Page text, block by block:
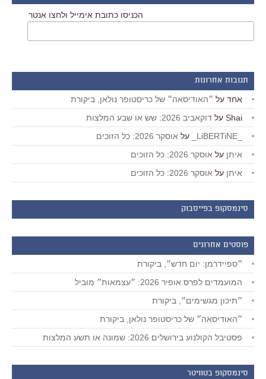
הכניסו כתובת אימייל ולחצו אנטר
תגובות אחרונות
אחד על ״האודיסאה״ של כריסטופר נולאן, ביקורת
Shai על דוקאביב 2026: שש או שבע המלצות
על אוסקר 2026: כל הזוכים
איתן על אוסקר 2026: כל הזוכים
איתן על אוסקר 2026: כל הזוכים
סינמסקופ בפייסבוק
פוסטים אחרונים
״ספיידרמן: יום חדש״, ביקורת
המועמדים לפרס אופיר 2026: ״עצמאות״ מוביל
״תיכון מגשימים״, ביקורת
״האודיסאה״ של כריסטופר נולאן, ביקורת
פסטיבל הקולנוע בירושלים 2026: שמונה או תשע המלצות
סינמסקופ בטוויטר